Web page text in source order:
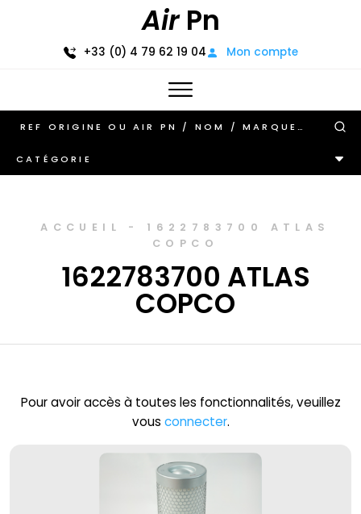
AirPn
+33 (0) 4 79 62 19 04 Mon compte
CATÉGORIE
ACCUEIL - 1622783700 ATLAS
COPCO
1622783700 ATLAS
COPCO
Pour avoir accès à toutes les fonctionnalités, veuillez
vous connecter.